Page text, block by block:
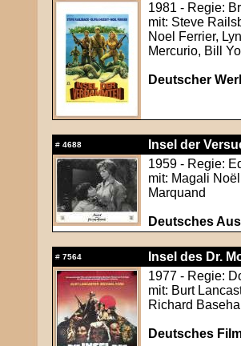
1981 - Regie:
mit: Steve
Noel Ferrier,
Mercurio, Bill
Deutscher
# 4688
Insel der
1959 - Regie:
mit: Magali
Marquand
Deutsches
# 7564
Insel des Dr.
1977 - Regie:
mit: Burt
Richard
Deutsches